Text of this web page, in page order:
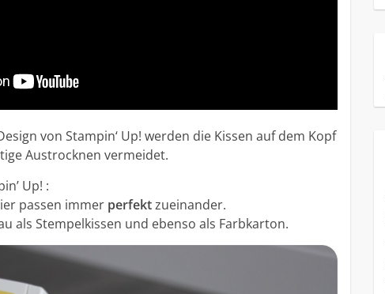
von Stampin‘ Up! werden die Kissen auf dem Kopf
Austrocknen vermeidet.
Up! :
passen immer perfektzueinander.
als Stempelkissen und ebenso als Farbkarton.